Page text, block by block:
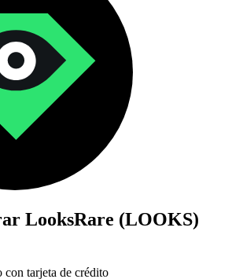
LooksRare (LOOKS)
con tarjeta de crédito